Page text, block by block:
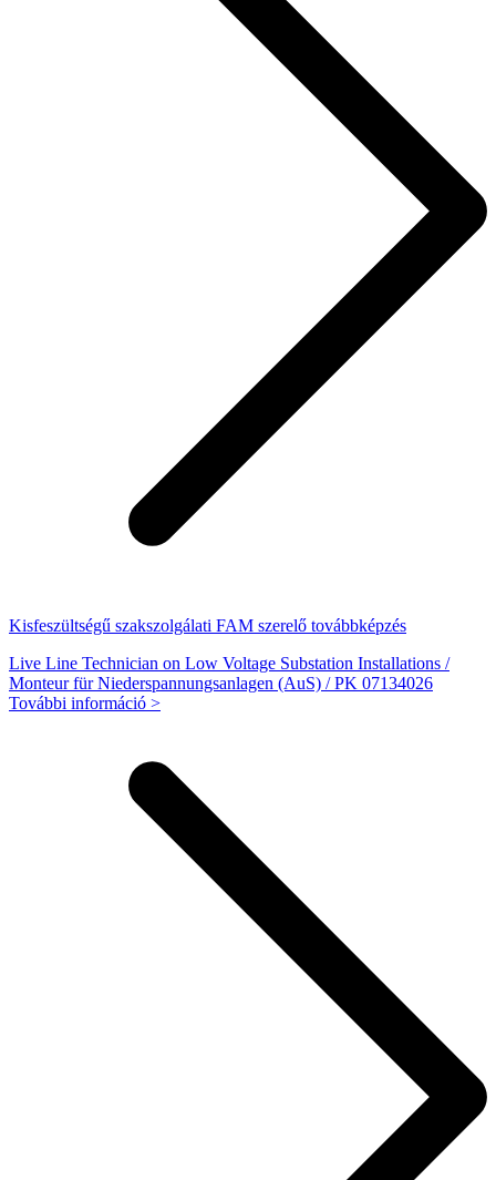
Kisfeszültségű szakszolgálati FAM szerelő továbbképzés
Live Line Technician on Low Voltage Substation Installations /
Monteur für Niederspannungsanlagen (AuS) / PK 07134026
További információ >